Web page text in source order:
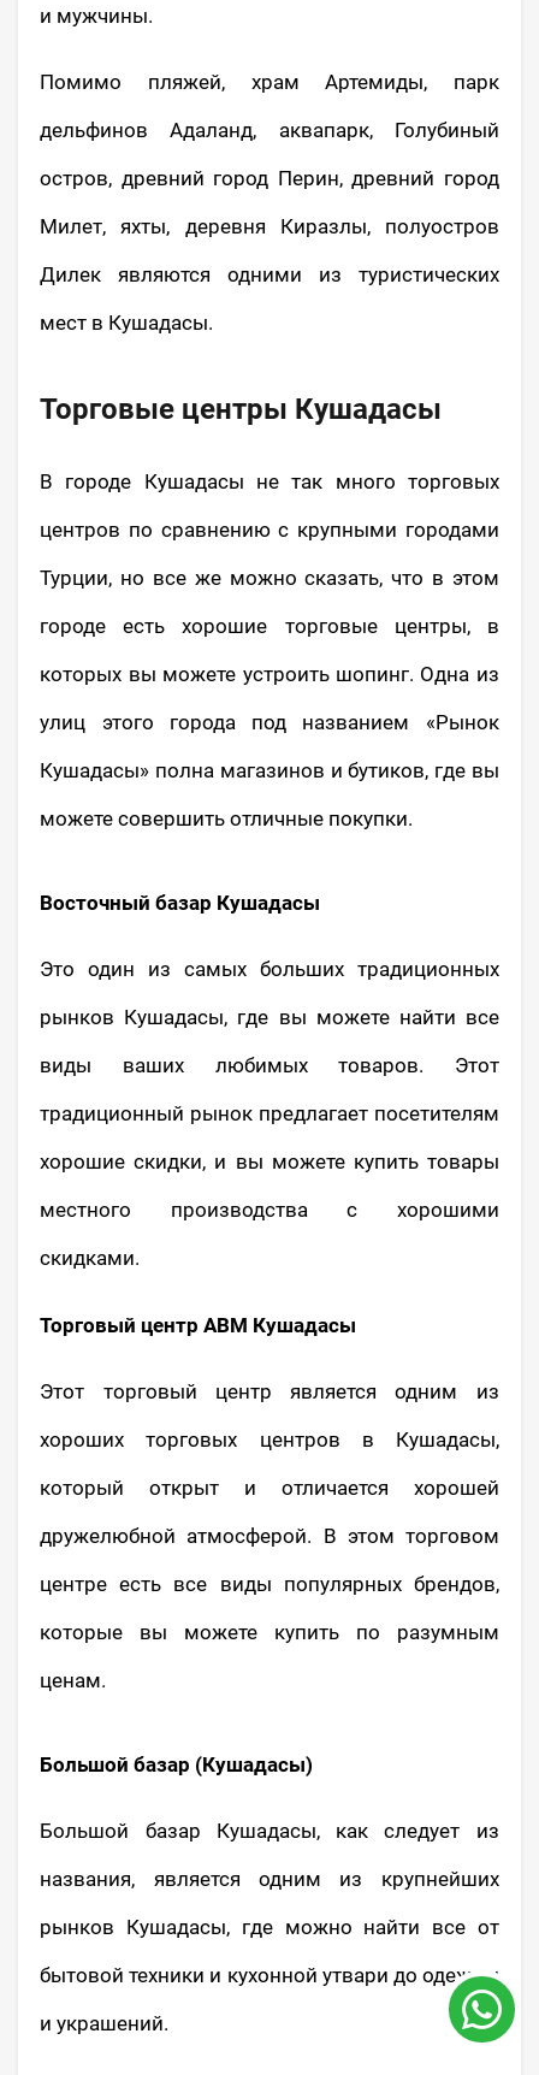
и мужчины.
Помимо пляжей, храм Артемиды, парк
дельфинов Адаланд, аквапарк, Голубиный
остров, древний город Перин, древний город
Милет, яхты, деревня Киразлы, полуостров
Дилек являются одними из туристических
мест в Кушадасы.
Торговые центры Кушадасы
В городе Кушадасы не так много торговых
центров по сравнению с крупными городами
Турции, но все же можно сказать, что в этом
городе есть хорошие торговые центры, в
которых вы можете устроить шопинг. Одна из
улиц этого города под названием «Рынок
Кушадасы» полна магазинов и бутиков, где вы
можете совершить отличные покупки.
Восточный базар Кушадасы
Это один из самых больших традиционных
рынков Кушадасы, где вы можете найти все
виды ваших любимых товаров. Этот
традиционный рынок предлагает посетителям
хорошие скидки, и вы можете купить товары
местного производства с хорошими
скидками.
Торговый центр АВМ Кушадасы
Этот торговый центр является одним из
хороших торговых центров в Кушадасы,
который открыт и отличается хорошей
дружелюбной атмосферой. В этом торговом
центре есть все виды популярных брендов,
которые вы можете купить по разумным
ценам.
Большой базар (Кушадасы)
Большой базар Кушадасы, как следует из
названия, является одним из крупнейших
рынков Кушадасы, где можно найти все от
бытовой техники и кухонной утвари до одежды
и украшений.